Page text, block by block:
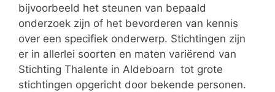
bijvoorbeeld het steunen van bepaald
onderzoek zijn of het bevorderen van kennis
over een specifiek onderwerp. Stichtingen zijn
er in allerlei soorten en maten variërend van
Stichting Thalente in Aldeboarn tot grote
stichtingen opgericht door bekende personen.